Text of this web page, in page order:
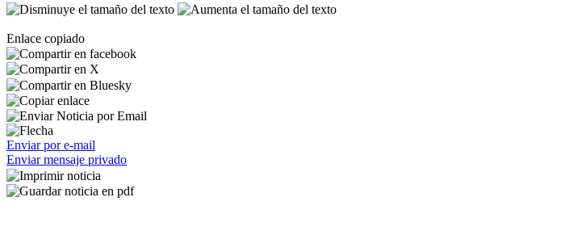
Enlace copiado
Enviar por e-mail
Enviar mensaje privado